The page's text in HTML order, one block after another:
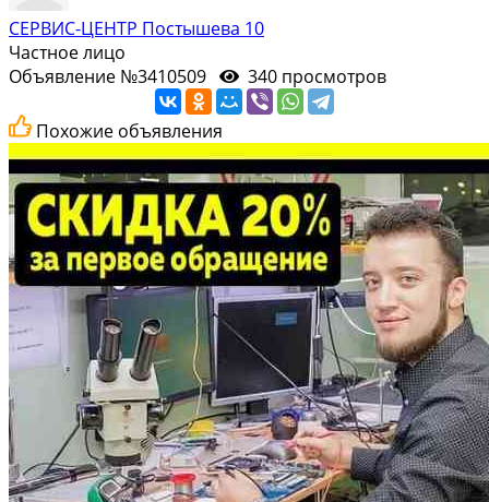
СЕРВИС-ЦЕНТР Постышева 10
Частное лицо
Объявление №3410509
340 просмотров
Похожие объявления